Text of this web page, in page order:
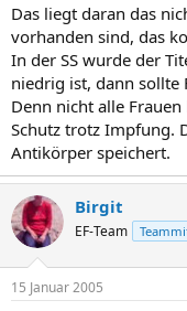
Das liegt daran das
vorhanden sind, das
In der SS wurde der
niedrig ist, dann sollte
Denn nicht alle
Schutz trotz Impfung.
Antikörper speichert.
Birgit
EF-Team
15 Januar 2005